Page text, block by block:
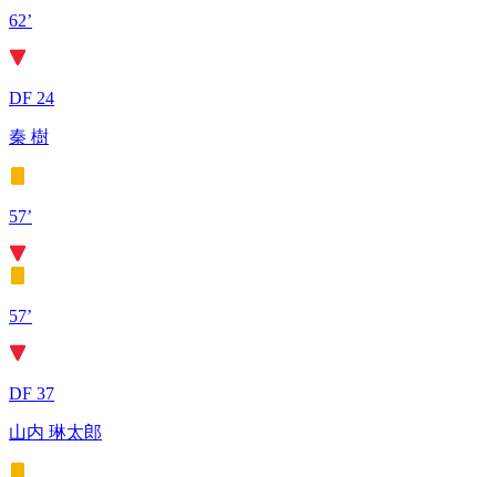
62’
DF 24
秦 樹
57’
57’
DF 37
山内 琳太郎